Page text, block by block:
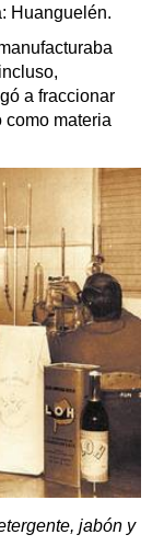
Huanguelén.
a fraccionar
materia
jabón y